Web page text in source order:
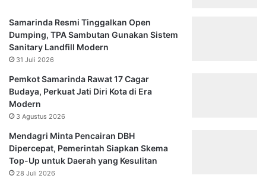
Samarinda Resmi Tinggalkan Open
Dumping, TPA Sambutan Gunakan Sistem
Sanitary Landfill Modern
31 Juli 2026
Pemkot Samarinda Rawat 17 Cagar
Budaya, Perkuat Jati Diri Kota di Era
Modern
3 Agustus 2026
Mendagri Minta Pencairan DBH
Dipercepat, Pemerintah Siapkan Skema
Top-Up untuk Daerah yang Kesulitan
28 Juli 2026